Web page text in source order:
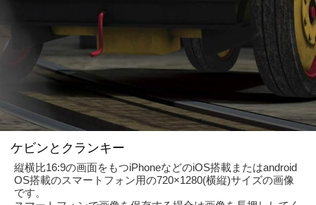
ケビンとクランキー
縦横比16:9の画面をもつiPhoneなどのiOS搭載またはandroid
OS搭載のスマートフォン用の720×1280(横縦)サイズの画像
です。